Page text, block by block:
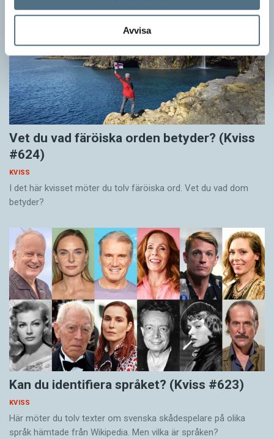
Avvisa
Vet du vad färöiska orden betyder? (Kviss
#624)
KVISS
I det här kvisset möter du tolv färöiska ord. Vet du vad dom
betyder?
Kan du identifiera språket? (Kviss #623)
KVISS
Här möter du tolv texter om svenska skådespelare på olika
språk hämtade från Wikipedia. Men vilka är språken?